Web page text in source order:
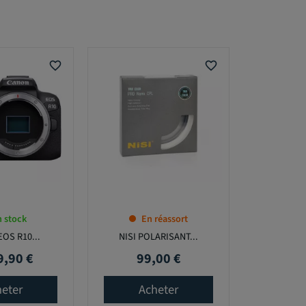
favorite_border
stock
R10...
€
favorite_border
En réassort
NISI POLARISANT...
Prix
99,00 €
Acheter